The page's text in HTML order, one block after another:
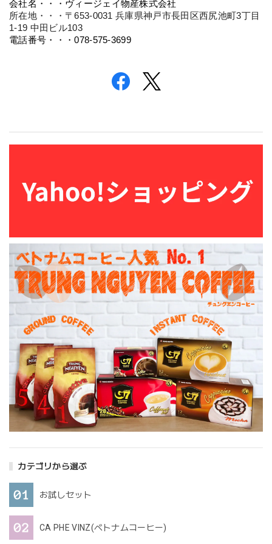
カテゴリから選ぶ
お試しセット
CA PHE VINZ(ベトナムコーヒー)
所在地・・・〒653-0031 兵庫県神戸市長田区西尻池町3丁目
1-19 中田ビル103
電話番号・・・078-575-3699